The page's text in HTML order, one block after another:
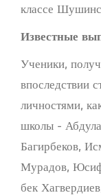
классе
Известные
Ученики,
впоследствии
личностями,
школы -
Багирбеков,
Мурадов,
бек